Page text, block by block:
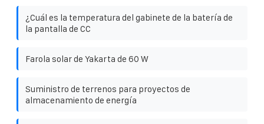
¿Cuál es la temperatura del gabinete de la batería de
la pantalla de CC
Farola solar de Yakarta de 60 W
Suministro de terrenos para proyectos de
almacenamiento de energía